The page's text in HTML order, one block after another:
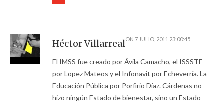
Héctor VillarrealON 7 JULIO, 2011 23:00:45
El IMSS fue creado por Ávila Camacho, el ISSSTE
por Lopez Mateos y el Infonavit por Echeverría. La
Educación Pública por Porfirio Díaz. Cárdenas no
hizo ningún Estado de bienestar, sino un Estado